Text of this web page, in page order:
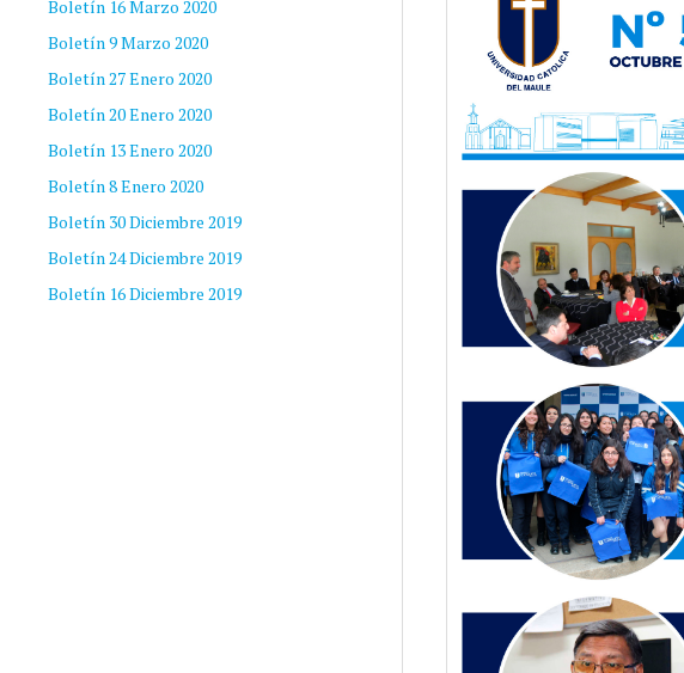
Boletín 16 Marzo 2020
Boletín 9 Marzo 2020
Boletín 27 Enero 2020
Boletín 20 Enero 2020
Boletín 13 Enero 2020
Boletín 8 Enero 2020
Boletín 30 Diciembre 2019
Boletín 24 Diciembre 2019
Boletín 16 Diciembre 2019